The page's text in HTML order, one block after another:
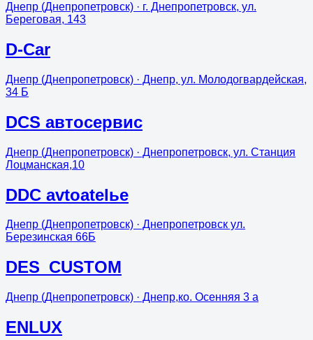
Днепр (Днепропетровск) · г. Днепропетровск, ул.
Береговая, 143
D-Car
Днепр (Днепропетровск) · Днепр, ул. Молодогвардейская,
34 Б
DCS автосервис
Днепр (Днепропетровск) · Днепропетровск, ул. Станция
Лоцманская,10
DDC avtoatelье
Днепр (Днепропетровск) · Днепропетровск ул.
Березинская 66Б
DES_CUSTOM
Днепр (Днепропетровск) · Днепр,ко. Осенняя 3 а
ENLUX